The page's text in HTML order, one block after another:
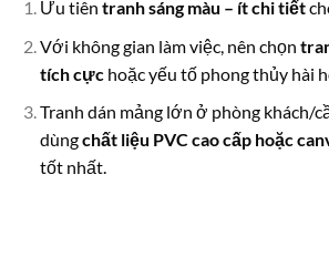
Ưu tiên tranh sáng màu – ít chi tiết
Với không gian làm việc, nên chọn
tích cựchoặc yếu tố phong thủy hài
Tranh dán mảng lớn ở phòng khách/
dùngchất liệu PVC cao cấp hoặc
tốt nhất.